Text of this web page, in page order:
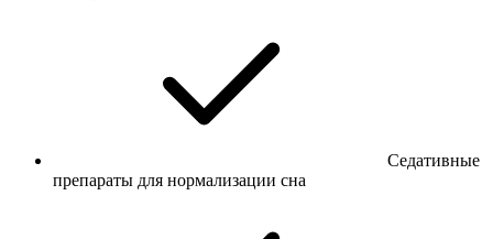
Седативные
препараты для нормализации сна